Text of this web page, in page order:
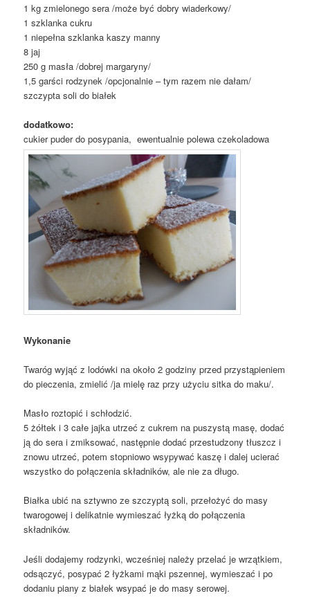
1 kg zmielonego sera /może być dobry wiaderkowy/
1 szklanka cukru
1 niepełna szklanka kaszy manny
8 jaj
250 g masła /dobrej margaryny/
1,5 garści rodzynek /opcjonalnie – tym razem nie dałam/
szczypta soli do białek
dodatkowo:
cukier puder do posypania, ewentualnie polewa czekoladowa
Wykonanie
Twaróg wyjąć z lodówki na około 2 godziny przed przystąpieniem
do pieczenia, zmielić /ja mielę raz przy użyciu sitka do maku/.
Masło roztopić i schłodzić.
5 żółtek i 3 całe jajka utrzeć z cukrem na puszystą masę, dodać
ją do sera i zmiksować, następnie dodać przestudzony tłuszcz i
znowu utrzeć, potem stopniowo wsypywać kaszę i dalej ucierać
wszystko do połączenia składników, ale nie za długo.
Białka ubić na sztywno ze szczyptą soli, przełożyć do masy
twarogowej i delikatnie wymieszać łyżką do połączenia
składników.
Jeśli dodajemy rodzynki, wcześniej należy przelać je wrzątkiem,
odsączyć, posypać 2 łyżkami mąki pszennej, wymieszać i po
dodaniu piany z białek wsypać je do masy serowej.